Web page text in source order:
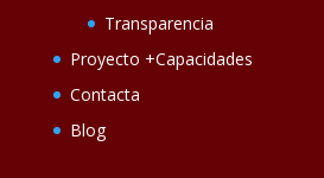
Transparencia
Proyecto +Capacidades
Contacta
Blog